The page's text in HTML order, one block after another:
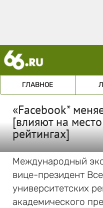
ГЛАВНОЕ
«Facebook*
[влияют на
рейтингах]
Международный
вице-президент
университетских
академического